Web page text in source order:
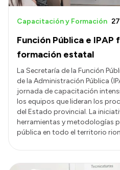
Función Pública e IPAP
formación estatal
Capacitación y Formación
La Secretaría de la Función
de la Administración Pública
jornada de capacitación
los equipos que lideran los
del Estado provincial. La
herramientas y metodologías
pública en todo el territorio